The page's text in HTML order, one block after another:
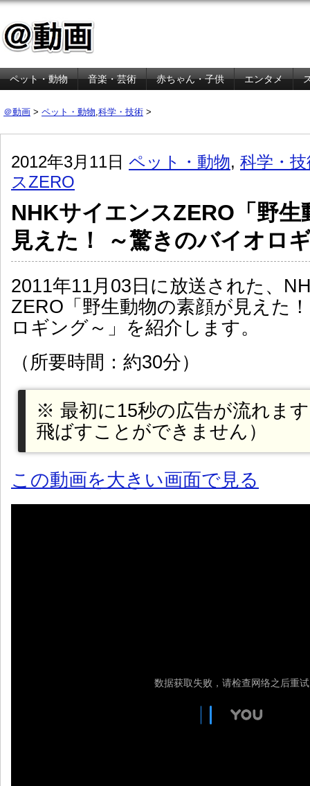
ペット・動物 音楽・芸術 赤ちゃん・子供 エンタメ
＠動画 > ペット・動物,科学・技術 >
2012年3月11日 ペット・動物, 科学・技
スZERO
NHKサイエンスZERO「野生
見えた！ ～驚きのバイオロ
2011年11月03日に放送された、
ZERO「野生動物の素顔が見えた
ロギング～」を紹介します。
（所要時間：約30分）
※ 最初に15秒の広告が流れま
飛ばすことができません）
この動画を大きい画面で見る